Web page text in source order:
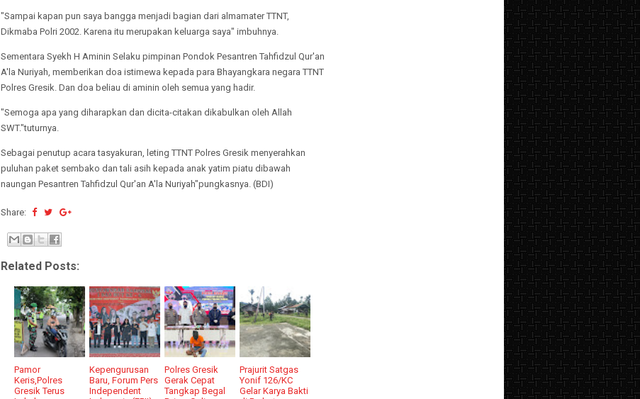
"Sampai kapan pun saya bangga menjadi bagian dari almamater TTNT,
Dikmaba Polri 2002. Karena itu merupakan keluarga saya" imbuhnya.
Sementara Syekh H Aminin Selaku pimpinan Pondok Pesantren Tahfidzul Qur'an
A'la Nuriyah, memberikan doa istimewa kepada para Bhayangkara negara TTNT
Polres Gresik. Dan doa beliau di aminin oleh semua yang hadir.
"Semoga apa yang diharapkan dan dicita-citakan dikabulkan oleh Allah
SWT."tuturnya.
Sebagai penutup acara tasyakuran, leting TTNT Polres Gresik menyerahkan
puluhan paket sembako dan tali asih kepada anak yatim piatu dibawah
naungan Pesantren Tahfidzul Qur'an A'la Nuriyah"pungkasnya. (BDI)
Share:
Related Posts:
Pamor
Keris,Polres
Gresik Terus
Kepengurusan
Baru, Forum Pers
Independent
Polres Gresik
Gerak Cepat
Tangkap Begal
Prajurit Satgas
Yonif 126/KC
Gelar Karya Bakti